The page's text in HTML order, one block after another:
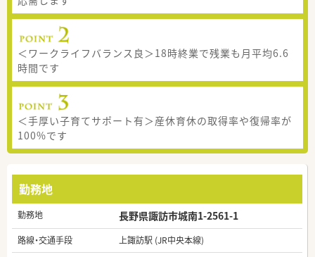
＜ワークライフバランス良＞18時終業で残業も月平均6.6
時間です
＜手厚い子育てサポート有＞産休育休の取得率や復帰率が
100%です
勤務地
勤務地 長野県諏訪市城南1-2561-1
路線・交通手段
上諏訪駅 (JR中央本線)